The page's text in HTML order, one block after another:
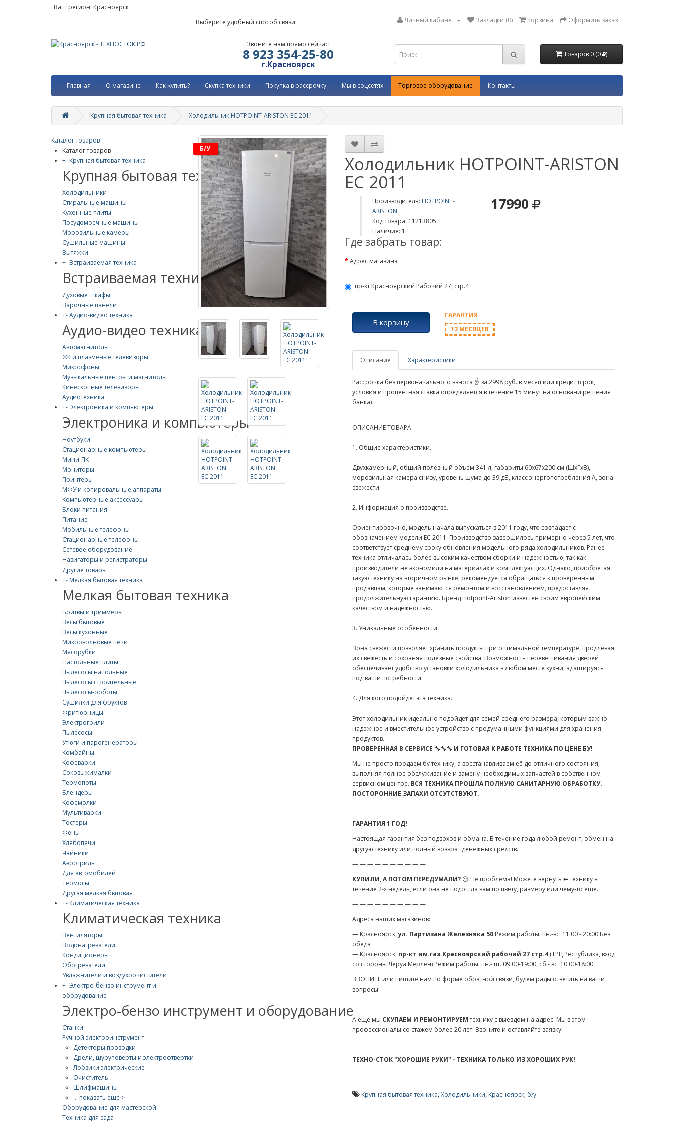
Ваш регион: Красноярск
Личный кабинет
Закладки (0) Корзина Оформить заказ
Выберите удобный способ связи:
Звоните нам прямо сейчас!
8 923 354-25-80
г.Красноярск
Товаров 0 (0 )
Главная О магазине Как купить? Скупка техники Покупка в рассрочку Мы в соцсетях Торговое оборудование Контакты
Крупная бытовая техника Холодильник HOTPOINT-ARISTON EC 2011
Каталог товаров
Каталог товаров
+- Крупная бытовая техника
Крупная бытовая техника
Холодильники
Стиральные машины
Кухонные плиты
Посудомоечные машины
Морозильные камеры
Сушильные машины
Вытяжки
+- Встраиваемая техника
Встраиваемая техника
Духовые шкафы
Варочные панели
+-Аудио-видео техника
Аудио-видео техника
Автомагнитолы
ЖК и плазменые телевизоры
Микрофоны
Музыкальные центры и магнитолы
Кинескопные телевизоры
Аудиотехника
+-Электроника и компьютеры
Электроника и компьютеры
Ноутбуки
Стационарные компьютеры
Мини-ПК
Мониторы
Принтеры
МФУ и копировальные аппараты
Компьютерные аксессуары
Блоки питания
Питание
Мобильные телефоны
Стационарные телефоны
Сетевое оборудование
Навигаторы и регистраторы
Другие товары
+- Мелкая бытовая техника
Мелкая бытовая техника
Бритвы и триммеры
Весы бытовые
Весы кухонные
Микроволновые печи
Мясорубки
Настольные плиты
Пылесосы напольные
Пылесосы строительные
Пылесосы-роботы
Сушилки для фруктов
Фритюрницы
Электрогрили
Пылесосы
Утюги и парогенераторы
Комбайны
Кофеварки
Соковыжималки
Термопоты
Блендеры
Кофемолки
Мультиварки
Тостеры
Фены
Хлебопечи
Чайники
Аэрогриль
Для автомобилей
Термосы
Другая мелкая бытовая
+- Климатическая техника
Климатическая техника
Вентиляторы
Водонагреватели
Кондиционеры
Обогреватели
Увлажнители и воздухоочистители
+-Электро-бензо инструмент и
оборудование
Электро-бензо инструмент и оборудование
Станки
Ручной электроинструмент
Детекторы проводки
Дрели, шуруповерты и электроотвертки
Лобзики электрические
Очиститель
Шлифмашины
... показать еще >
Оборудование для мастерской
Техника для сада
Б/у
Холодильник HOTPOINT-ARISTON
EC 2011
Производитель: HOTPOINT-
ARISTON
Код товара: 11213805
Наличие: 1
17990
Где забрать товар:
Адрес магазина
пр-кт Красноярский Рабочий 27, стр.4
В корзину
ГАРАНТИЯ
12 МЕСЯЦЕВ
Описание Характеристики
Рассрочка без первоначального взноса ☝ за 2998 руб. в месяц или кредит (срок,
условия и процентная ставка определяется в течение 15 минут на основани решения
банка)
ОПИСАНИЕ ТОВАРА.
1. Общие характеристики.
Двухкамерный, общий полезный объем 341 л, габариты 60x67x200 см (ШхГхВ),
морозильная камера снизу, уровень шума до 39 дБ, класс энергопотребления A, зона
свежести.
2. Информация о производстве.
Ориентировочно, модель начала выпускаться в 2011 году, что совпадает с
обозначением модели EC 2011. Производство завершилось примерно через 5 лет, что
соответствует среднему сроку обновления модельного ряда холодильников. Ранее
техника отличалась более высоким качеством сборки и надежностью, так как
производители не экономили на материалах и комплектующих. Однако, приобретая
такую технику на вторичном рынке, рекомендуется обращаться к проверенным
продавцам, которые занимаются ремонтом и восстановлением, предоставляя
продолжительную гарантию. Бренд Hotpoint-Ariston известен своим европейским
качеством и надежностью.
3. Уникальные особенности.
Зона свежести позволяет хранить продукты при оптимальной температуре, продлевая
их свежесть и сохраняя полезные свойства. Возможность перевешивания дверей
обеспечивает удобство установки холодильника в любом месте кухни, адаптируясь
под ваши потребности.
4. Для кого подойдет эта техника.
Этот холодильник идеально подойдет для семей среднего размера, которым важно
надежное и вместительное устройство с продуманными функциями для хранения
продуктов.
ПРОВЕРЕННАЯ В СЕРВИСЕ 🔧🔧🔧 И ГОТОВАЯ К РАБОТЕ ТЕХНИКА ПО ЦЕНЕ БУ!
Мы не просто продаем бу технику, а восстанавливаем её до отличного состояния,
выполняя полное обслуживание и замену необходимых запчастей в собственном
сервисном центре. ВСЯ ТЕХНИКА ПРОШЛА ПОЛНУЮ САНИТАРНУЮ ОБРАБОТКУ.
ПОСТОРОННИЕ ЗАПАХИ ОТСУТСТВУЮТ.
— — — — — — — — — —
ГАРАНТИЯ 1 ГОД!
Настоящая гарантия без подвохов и обмана. В течение года любой ремонт, обмен на
другую технику или полный возврат денежных средств.
— — — — — — — — — —
КУПИЛИ, А ПОТОМ ПЕРЕДУМАЛИ?😐 Не проблема! Можете вернуть ⬅ технику в
течение 2-х недель, если она не подошла вам по цвету, размеру или чему-то еще.
— — — — — — — — — —
Адреса наших магазинов:
— Красноярск,ул. Партизана Железняка 50Режим работы: пн.-вс. 11:00 - 20:00 Без
обеда
— Красноярск, пр-кт им.газ.Красноярский рабочий 27 стр.4(ТРЦ Республика, вход
со стороны Леруа Мерлен) Режим работы: пн.- пт. 09:00-19:00, сб.- вс. 10:00-18:00
ЗВОНИТЕ или пишите нам по форме обратной связи, будем рады ответить на ваши
вопросы!
— — — — — — — — — —
А еще мы СКУПАЕМ И РЕМОНТИРУЕМтехнику с выездом на адрес. Мы в этом
профессионалы со стажем более 20 лет! Звоните и оставляйте заявку!
— — — — — — — — — —
ТЕХНО-СТОК "ХОРОШИЕ РУКИ" - ТЕХНИКА ТОЛЬКО ИЗ ХОРОШИХ РУК!
Крупная бытовая техника, Холодильники, Красноярск, б/у